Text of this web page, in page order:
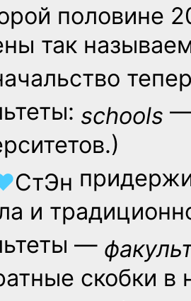
половине
так
schools —
СтЭн
и
—
скобки в